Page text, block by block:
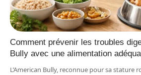
Comment prévenir les troubles
Bully avec une alimentation
L’American Bully, reconnue pour sa stature